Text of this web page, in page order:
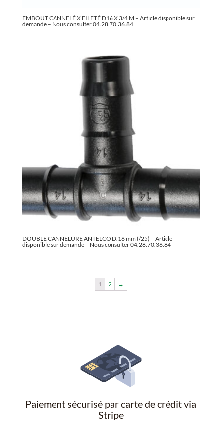
EMBOUT CANNELÉ X FILETÉ D16 X 3/4 M – Article disponible sur
demande – Nous consulter 04.28.70.36.84
DOUBLE CANNELURE ANTELCO D.16 mm (/25) – Article
disponible sur demande – Nous consulter 04.28.70.36.84
1 2 →
Paiement sécurisé par carte de crédit via
Stripe